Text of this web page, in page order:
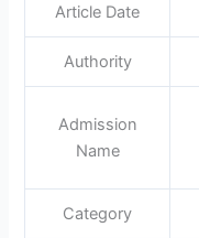
Article Date
Authority
Admission
Name
Category